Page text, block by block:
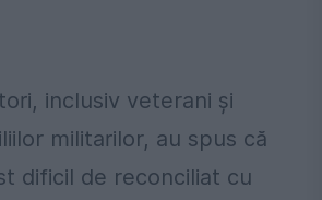
inclusiv veterani și
militarilor, au spus că
dificil de reconciliat cu